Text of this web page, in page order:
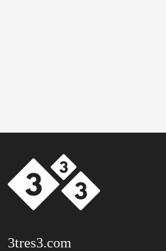
3tres3.com